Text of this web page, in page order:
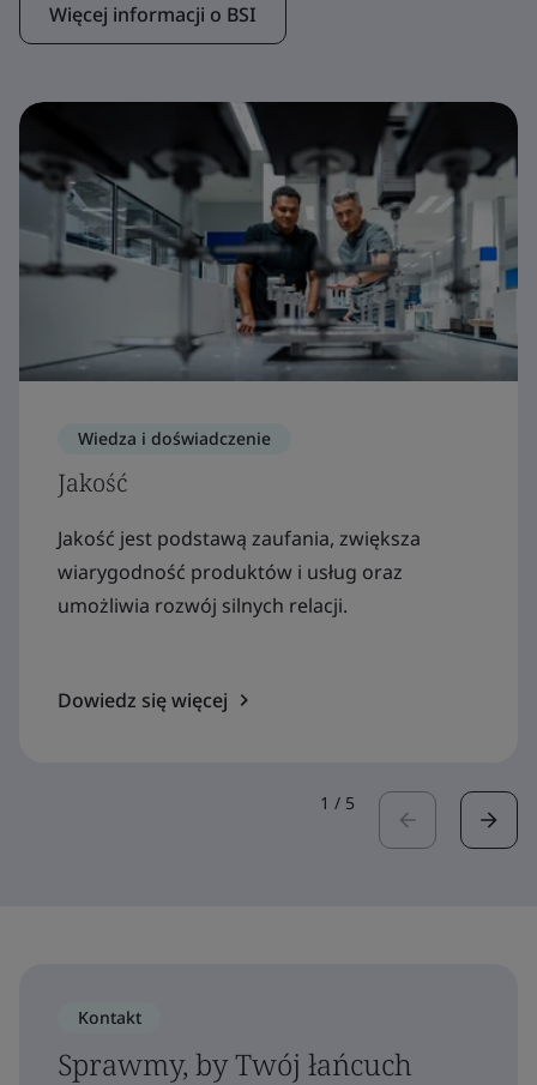
Więcej informacji o BSI
Wiedza i doświadczenie
Jakość
Jakość jest podstawą zaufania, zwiększa
wiarygodność produktów i usług oraz
umożliwia rozwój silnych relacji.
Dowiedz się więcej
1 / 5
Kontakt
Sprawmy, by Twój łańcuch